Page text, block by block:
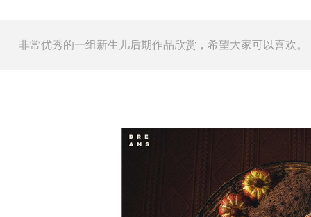
非常优秀的一组新生儿后期作品欣赏，希望大家可以喜欢。